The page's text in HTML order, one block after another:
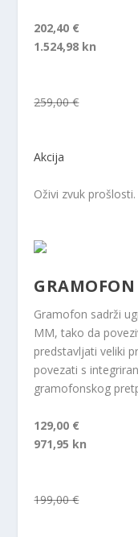
202,40 €
1.524,98 kn
259,00 €
Akcija
Oživi zvuk prošlosti.
Gramofon sadrži
MM, tako da
predstavljati veliki
povezati s
gramofonskog
129,00 €
971,95 kn
199,00 €